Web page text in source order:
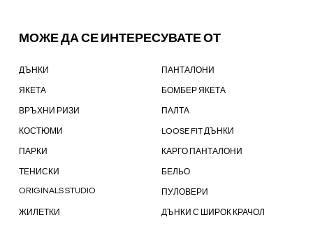
МОЖЕ ДА СЕ ИНТЕРЕСУВАТЕ ОТ
ДЪНКИ ПАНТАЛОНИ
ЯКЕТА БОМБЕР ЯКЕТА
ВРЪХНИ РИЗИ ПАЛТА
КОСТЮМИ LOOSE FIT ДЪНКИ
ПАРКИ КАРГО ПАНТАЛОНИ
ТЕНИСКИ БЕЛЬО
ORIGINALS STUDIO ПУЛОВЕРИ
ЖИЛЕТКИ ДЪНКИ С ШИРОК КРАЧОЛ